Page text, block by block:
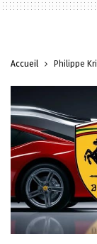
Accueil Philippe